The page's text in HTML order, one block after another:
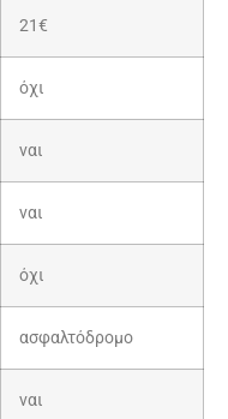
21€
όχι
ναι
ναι
όχι
ασφαλτόδρομο
ναι